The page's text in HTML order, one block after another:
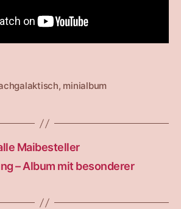
, minialbum
Maibesteller
– Album mit besonderer